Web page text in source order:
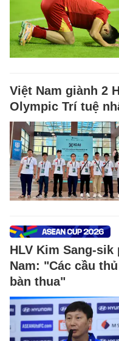
Việt Nam giành 2
Olympic Trí tuệ
HLV Kim Sang-
Nam: "Các cầu
bàn thua"